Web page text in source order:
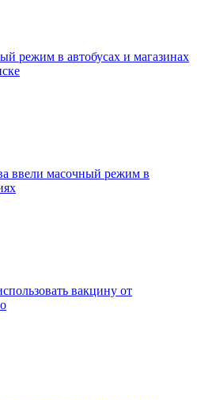
режим в автобусах и магазинах
ввели масочный режим в
вакцину от